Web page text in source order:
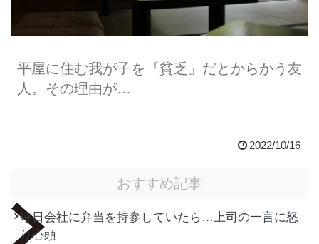
平屋に住む我が子を『貧乏』だとからかう友
人。その理由が…
2022/10/16
おすすめ記事
毎日会社に弁当を持参していたら…上司の一言に怒
り心頭